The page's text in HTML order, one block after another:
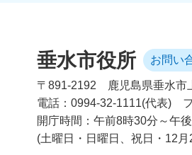
垂水市役所 お問い
〒891-2192
鹿児島県垂水市
電話：0994-32-1111(代表)
開庁時間：午前8時30分～午
(土曜日・日曜日、祝日・12